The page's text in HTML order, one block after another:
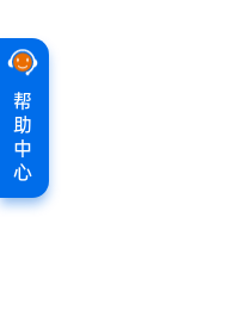
帮
助
中
心